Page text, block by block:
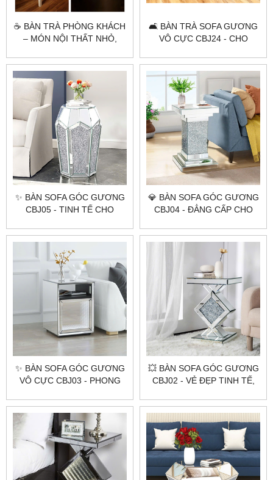
☕ BÀN TRÀ PHÒNG KHÁCH
– MÓN NỘI THẤT NHỎ,
PHONG CÁCH LỚN!
🛋 BÀN TRÀ SOFA GƯƠNG
VÔ CỰC CBJ24 - CHO
✨ BÀN SOFA GÓC GƯƠNG
CBJ05 - TINH TẾ CHO
💎 BÀN SOFA GÓC GƯƠNG
CBJ04 - ĐẲNG CẤP CHO
✨ BÀN SOFA GÓC GƯƠNG
VÔ CỰC CBJ03 - PHONG
💥 BÀN SOFA GÓC GƯƠNG
CBJ02 - VẺ ĐẸP TINH TẾ,